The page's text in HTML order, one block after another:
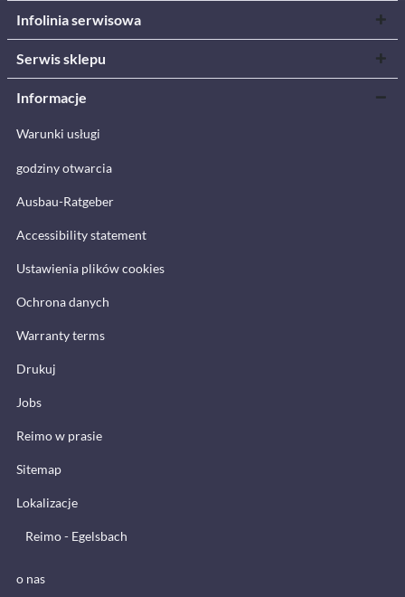
Infolinia serwisowa
Serwis sklepu
Informacje
Warunki usługi
godziny otwarcia
Ausbau-Ratgeber
Accessibility statement
Ustawienia plików cookies
Ochrona danych
Warranty terms
Drukuj
Jobs
Reimo w prasie
Sitemap
Lokalizacje
Reimo - Egelsbach
o nas